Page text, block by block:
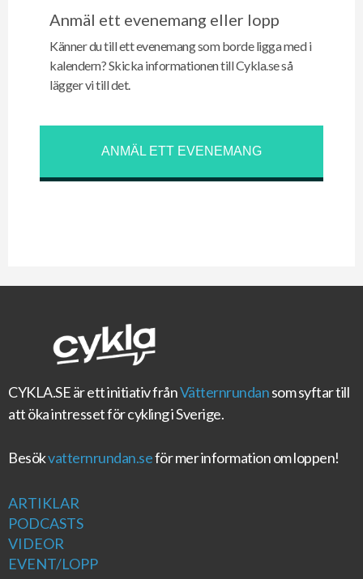
Anmäl ett evenemang eller lopp
Känner du till ett evenemang som borde ligga med i
kalendern? Skicka informationen till Cykla.se så
lägger vi till det.
ANMÄL ETT EVENEMANG
CYKLA.SEär ett initiativ frånVätternrundansom syftar till
att öka intresset för cykling i Sverige.
Besökvatternrundan.seför mer information om loppen!
ARTIKLAR
PODCASTS
VIDEOR
EVENT/LOPP